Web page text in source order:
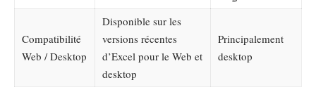
Compatibilité
Web / Desktop
Disponible sur les
versions récentes
d’Excel pour le Web et
desktop
Principalement
desktop